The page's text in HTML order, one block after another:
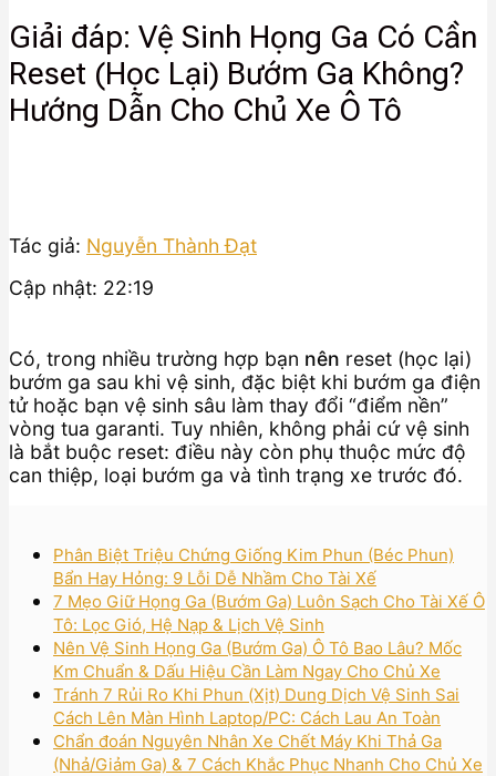
Giải đáp: Vệ Sinh Họng Ga Có Cần
Reset (Học Lại) Bướm Ga Không?
Hướng Dẫn Cho Chủ Xe Ô Tô
Tác giả: Nguyễn Thành Đạt
Cập nhật: 22:19
Có, trong nhiều trường hợp bạn nên reset (học lại)
bướm ga sau khi vệ sinh, đặc biệt khi bướm ga điện
tử hoặc bạn vệ sinh sâu làm thay đổi “điểm nền”
vòng tua garanti. Tuy nhiên, không phải cứ vệ sinh
là bắt buộc reset: điều này còn phụ thuộc mức độ
can thiệp, loại bướm ga và tình trạng xe trước đó.
Phân Biệt Triệu Chứng Giống Kim Phun (Béc Phun)
Bẩn Hay Hỏng: 9 Lỗi Dễ Nhầm Cho Tài Xế
7 Mẹo Giữ Họng Ga (Bướm Ga) Luôn Sạch Cho Tài Xế Ô
Tô: Lọc Gió, Hệ Nạp & Lịch Vệ Sinh
Nên Vệ Sinh Họng Ga (Bướm Ga) Ô Tô Bao Lâu? Mốc
Km Chuẩn & Dấu Hiệu Cần Làm Ngay Cho Chủ Xe
Tránh 7 Rủi Ro Khi Phun (Xịt) Dung Dịch Vệ Sinh Sai
Cách Lên Màn Hình Laptop/PC: Cách Lau An Toàn
Chẩn đoán Nguyên Nhân Xe Chết Máy Khi Thả Ga
(Nhả/Giảm Ga) & 7 Cách Khắc Phục Nhanh Cho Chủ Xe